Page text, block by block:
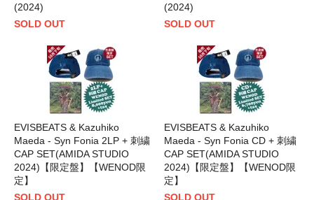
(2024)
SOLD OUT
(2024)
SOLD OUT
EVISBEATS & Kazuhiko
Maeda - Syn Fonia 2LP + 刺繍
CAP SET(AMIDA STUDIO
2024)【限定盤】【WENOD限
定】
SOLD OUT
EVISBEATS & Kazuhiko
Maeda - Syn Fonia CD + 刺繍
CAP SET(AMIDA STUDIO
2024)【限定盤】【WENOD限
定】
SOLD OUT